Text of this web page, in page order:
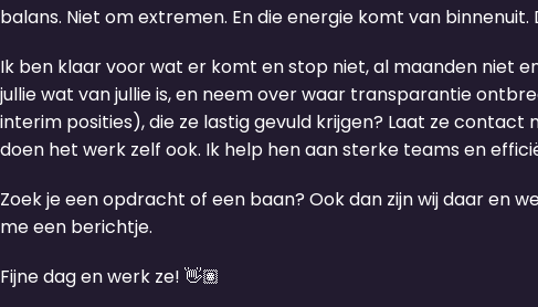
balans. Niet om extremen. En die energie komt van
Ik ben klaar voor wat er komt en stop niet, al maanden niet
jullie wat van jullie is, en neem over waar transparantie
interim posities), die ze lastig gevuld krijgen? Laat ze
doen het werk zelf ook. Ik help hen aan sterke teams en
Zoek je een opdracht of een baan? Ook dan zijn wij daar en
me een berichtje.
Fijne dag en werk ze! 👋🏽